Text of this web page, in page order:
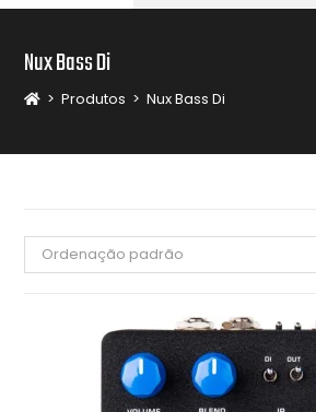
Nux Bass Di
> Produtos > Nux Bass Di
Ordenação padrão